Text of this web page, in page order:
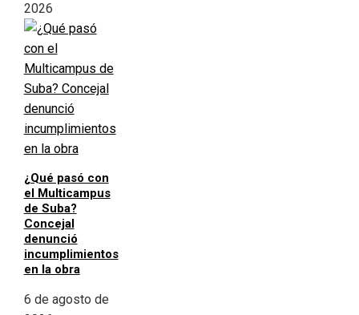
2026
¿Qué pasó con
el Multicampus
de Suba?
Concejal
denunció
incumplimientos
en la obra
6 de agosto de